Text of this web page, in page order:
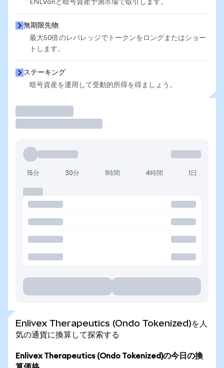
ENLVonと暗号資産予測市場で取引します。
無期限先物
最大50倍のレバレッジでトークンをロングまたはショー
トします。
ステーキング
暗号資産を運用して受動的所得を得ましょう。
15分 30分 1時間 4時間 1日
Enlivex Therapeutics (Ondo Tokenized)を人
気の通貨に換算して探索する
Enlivex Therapeutics (Ondo Tokenized)の今日の換